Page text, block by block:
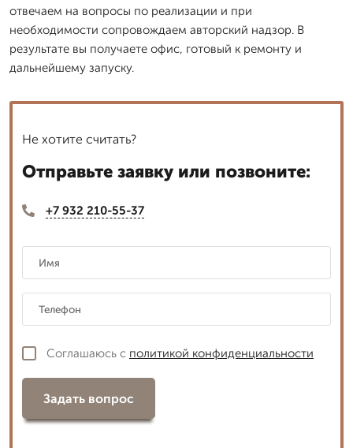
отвечаем на вопросы по реализации и при
необходимости сопровождаем авторский надзор. В
результате вы получаете офис, готовый к ремонту и
дальнейшему запуску.
Не хотите считать?
Отправьте заявку или позвоните:
+7 932 210-55-37
Соглашаюсь с политикой конфиденциальности
Задать вопрос